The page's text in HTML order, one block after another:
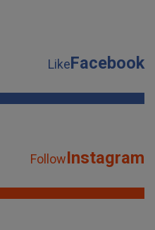
LikeFacebook
FollowInstagram